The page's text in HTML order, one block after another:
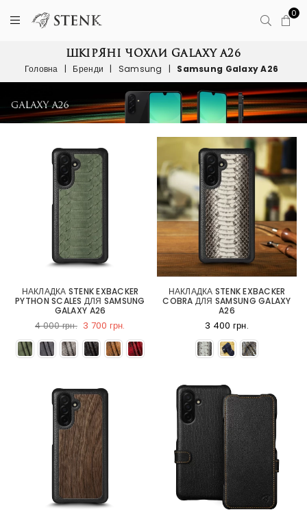
0
ШКІРЯНІ ЧОХЛИ GALAXY A26
Головна | Бренди | Samsung | Samsung Galaxy A26
НАКЛАДКА STENK EXBACKER
PYTHON SCALES ДЛЯ SAMSUNG
GALAXY A26
4 000 грн. 3 700 грн.
НАКЛАДКА STENK EXBACKER
COBRA ДЛЯ SAMSUNG GALAXY
A26
3 400 грн.